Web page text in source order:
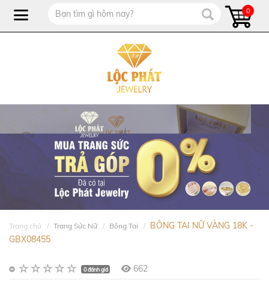
0
Trang chủ Trang Sức Nữ Bông Tai
BÔNG TAI NỮ VÀNG 18K -
GBX08455
0 đánh giá 662